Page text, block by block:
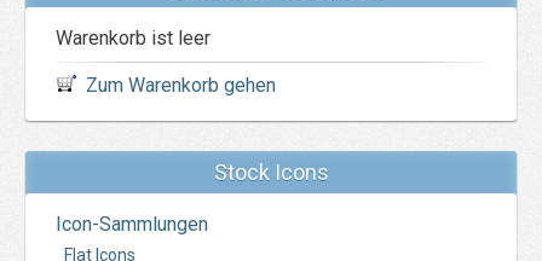
Warenkorb ist leer
Zum Warenkorb gehen
Stock Icons
Icon-Sammlungen
Flat Icons